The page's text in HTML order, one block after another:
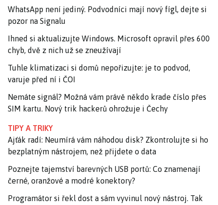
WhatsApp není jediný. Podvodníci mají nový fígl, dejte si
pozor na Signalu
Ihned si aktualizujte Windows. Microsoft opravil přes 600
chyb, dvě z nich už se zneužívají
Tuhle klimatizaci si domů nepořizujte: je to podvod,
varuje před ní i ČOI
Nemáte signál? Možná vám právě někdo krade číslo přes
SIM kartu. Nový trik hackerů ohrožuje i Čechy
TIPY A TRIKY
Ajťák radí: Neumírá vám náhodou disk? Zkontrolujte si ho
bezplatným nástrojem, než přijdete o data
Poznejte tajemství barevných USB portů: Co znamenají
černé, oranžové a modré konektory?
Programátor si řekl dost a sám vyvinul nový nástroj. Tak